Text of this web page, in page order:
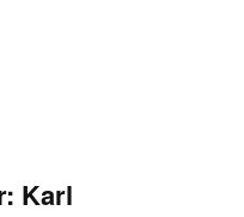
Karl